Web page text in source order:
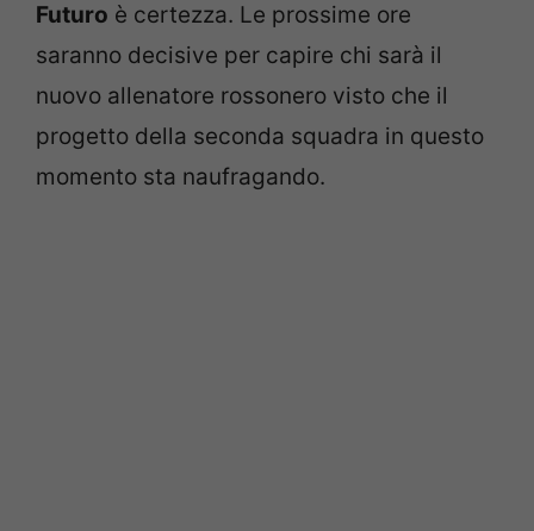
Futuro è certezza. Le prossime ore
saranno decisive per capire chi sarà il
nuovo allenatore rossonero visto che il
progetto della seconda squadra in questo
momento sta naufragando.